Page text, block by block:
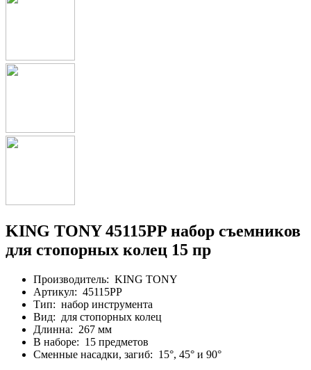
KING TONY 45115PP набор съемников
для стопорных колец 15 пр
Производитель: KING TONY
Артикул: 45115PP
Тип: набор инструмента
Вид: для стопорных колец
Длинна: 267 мм
В наборе: 15 предметов
Сменные насадки, загиб: 15°, 45° и 90°